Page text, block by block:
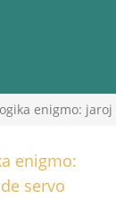
enigmo:
enigmo:
servo